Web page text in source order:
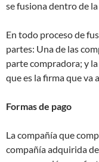
se fusiona dentro de
En todo proceso de
partes: Una de las
parte compradora; y
que es la firma que va
Formas de pago
La compañía que
compañía adquirida